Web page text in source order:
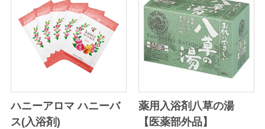
ハニーアロマ ハニーバ
ス(入浴剤)
薬用入浴剤八草の湯
【医薬部外品】